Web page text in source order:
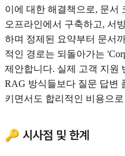
이에 대한 해결책으로, 문서
오프라인에서 구축하고, 서
하며 정제된 요약부터 문서
적인 경로는 되돌아가는
제안합니다. 실제 고객 지원
RAG 방식들보다 질문 답변
키면서도 합리적인 비용으
🔑 시사점 및 한계